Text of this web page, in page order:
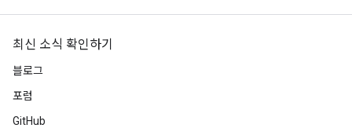
최신 소식 확인하기
블로그
포럼
GitHub